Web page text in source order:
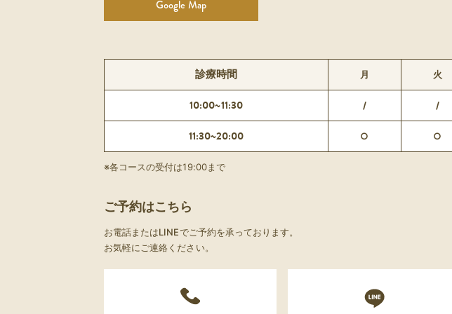
Google Map
診療時間 月 火
10:00~11:30 / /
11:30~20:00 ○ ○
※各コースの受付は19:00まで
ご予約はこちら
お電話またはLINEでご予約を承っております。
お気軽にご連絡ください。